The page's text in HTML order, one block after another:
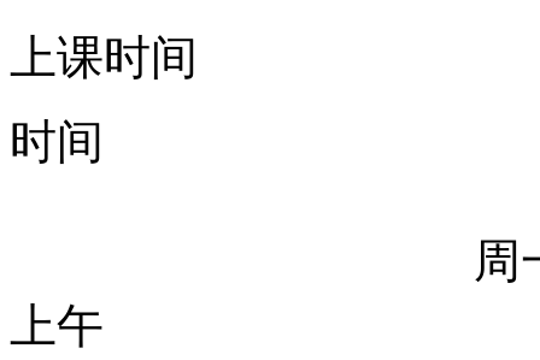
上课时间
时间
周
上午